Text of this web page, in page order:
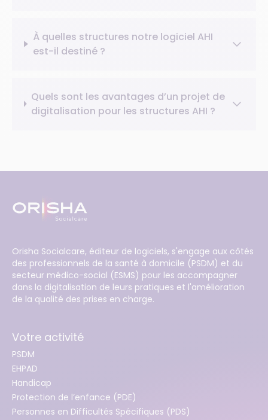
À quelles structures notre logiciel AHI
est-il destiné ?
Quels sont les avantages d’un projet de
digitalisation pour les structures AHI ?
Orisha Socialcare, éditeur de logiciels, s'engage aux côtés
des professionnels de la santé à domicile (PSDM) et du
secteur médico-social (ESMS) pour les accompagner
dans la digitalisation de leurs pratiques et l'amélioration
de la qualité des prises en charge.
Votre activité
PSDM
EHPAD
Handicap
Protection de l’enfance (PDE)
Personnes en Difficultés Spécifiques (PDS)